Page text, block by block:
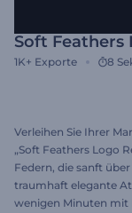
Soft Feathers
1K+ Exporte 8
Verleihen Sie Ihrer
„Soft Feathers Logo
Federn, die sanft
traumhaft elegante
wenigen Minuten mit